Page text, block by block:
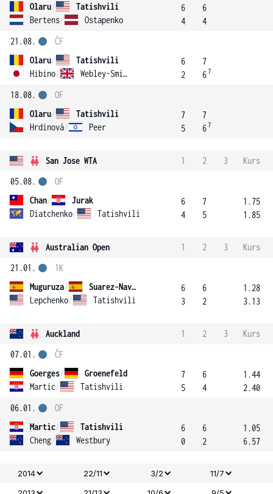
Olaru/
Tatishvili
Bertens/ Ostapenko
6
4
6
4
21.08.
Olaru/
Tatishvili
Hibino/ Webley-Smith
ČF
6
2
7
67
18.08.
Olaru/
Tatishvili
Hrdinová/ Peer
OF
7
5
7
67
San Jose WTA 1 2 3
Kurs
05.08.
Chan/
Jurak
Diatchenko/ Tatishvili
OF
6
4
7
5
1.75
1.85
Australian Open 1 2 3
Kurs
21.01.
Muguruza/
Suarez-Navarro
Lepchenko/ Tatishvili
1K
6
3
6
2
1.28
3.13
Auckland 1 2 3
Kurs
07.01.
Goerges/
Groenefeld
Martic/ Tatishvili
ČF
7
5
6
4
1.44
2.40
06.01.
Martic/
Tatishvili
Cheng/ Westbury
OF
6
0
6
2
1.05
6.57
2014 22/11 3/2
11/7